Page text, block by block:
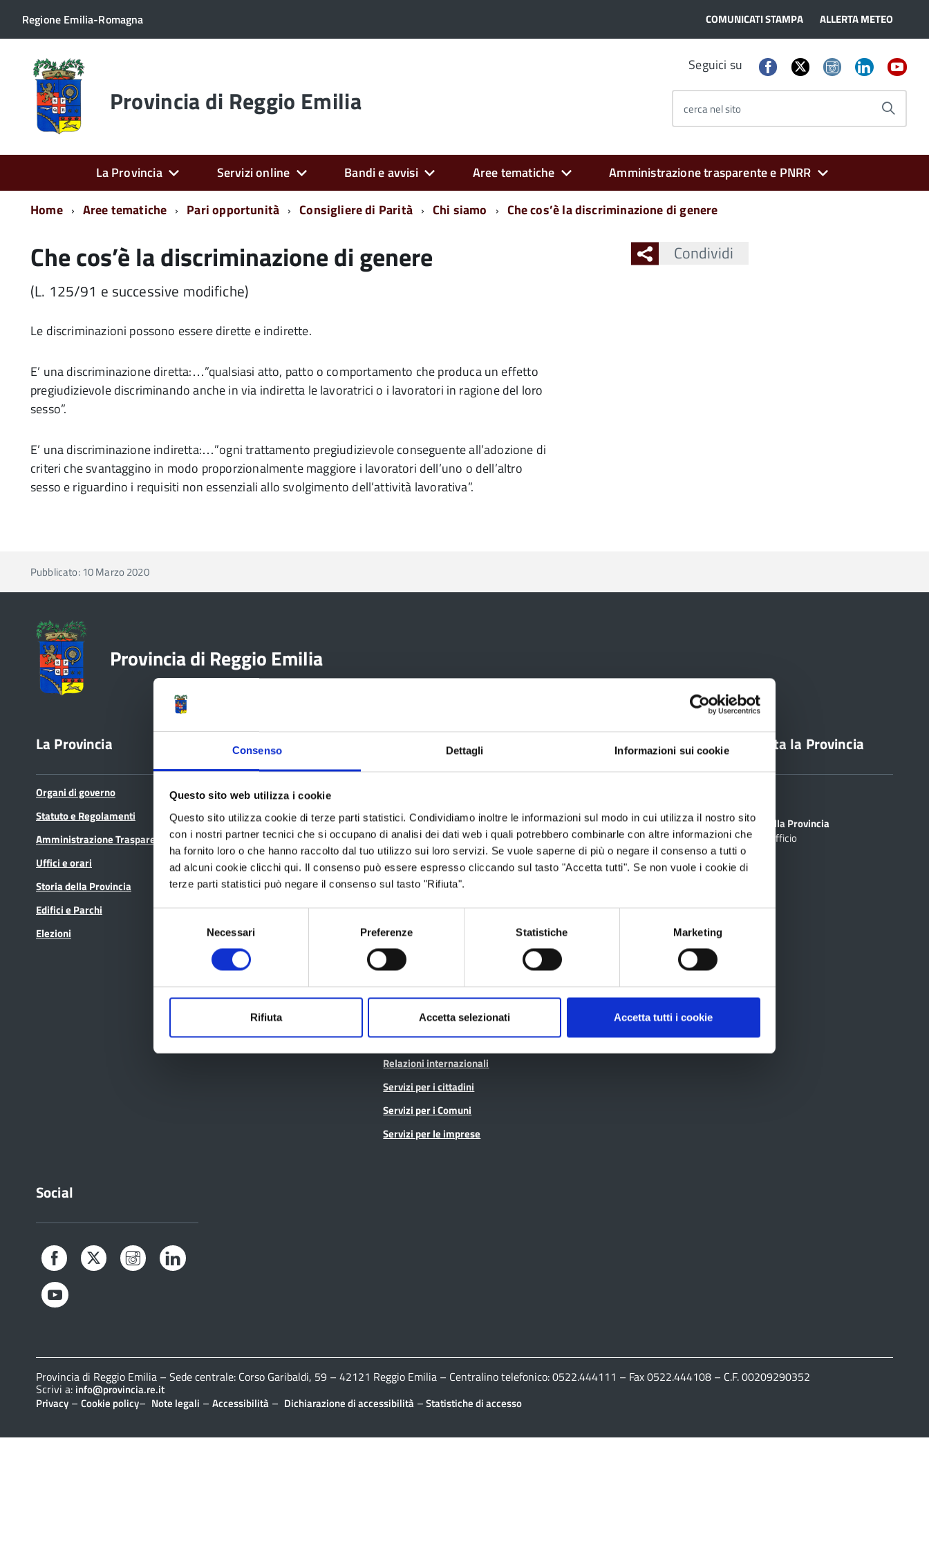
Consenso Dettagli Informazioni sui cookie
Questo sito web utilizza i cookie
Questo sito utilizza cookie di terze parti statistici. Condividiamo inoltre le informazioni sul modo in cui utilizza il nostro sito
con i nostri partner tecnici che si occupano di analisi dei dati web i quali potrebbero combinarle con altre informazioni che
ha fornito loro o che hanno raccolto dal tuo utilizzo sui loro servizi. Se vuole saperne di più o negare il consenso a tutti o
ad alcuni cookie clicchi qui. Il consenso può essere espresso cliccando sul tasto "Accetta tutti". Se non vuole i cookie di
terze parti statistici può negare il consenso sul tasto "Rifiuta".
Necessari Preferenze Statistiche Marketing
Rifiuta Accetta selezionati Accetta tutti i cookie
Regione Emilia-Romagna COMUNICATI STAMPA ALLERTA METEO
Torna
alla
home
page Provincia di Reggio Emilia
Seguici su
cerca nel sito
La Provincia Servizi online Bandi e avvisi Aree tematiche
Amministrazione trasparente e PNRR
Home
Aree tematiche Pari opportunità Consigliere di Parità Chi siamo Che cos’è la discriminazione di genere
Che cos’è la discriminazione di genere
(L. 125/91 e successive modifiche)
Le discriminazioni possono essere dirette e indirette.
E’ una discriminazione diretta:…”qualsiasi atto, patto o comportamento che produca un effetto
pregiudizievole discriminando anche in via indiretta le lavoratrici o i lavoratori in ragione del loro
sesso”.
E’ una discriminazione indiretta:…”ogni trattamento pregiudizievole conseguente all’adozione di
criteri che svantaggino in modo proporzionalmente maggiore i lavoratori dell’uno o dell’altro
sesso e riguardino i requisiti non essenziali allo svolgimento dell’attività lavorativa”.
Condividi
Pubblicato: 10 Marzo 2020
Provincia di Reggio Emilia
La Provincia
Organi di governo
Statuto e Regolamenti
Amministrazione Trasparente
Uffici e orari
Storia della Provincia
Edifici e Parchi
Elezioni
Bandi e avvisi
Bandi di gara
Avvisi pubblici
Concorsi e selezioni
In scadenza
Aree tematiche
Bilancio
Conferenza Territoriale Sociale e
Sanitaria (CTSS)
Infrastrutture, mobilità e trasporti
Osservatori e statistiche
Pari opportunità
Polizia provinciale
Protocolli di legalità
Relazioni internazionali
Servizi per i cittadini
Servizi per i Comuni
Servizi per le imprese
Servizi online
Albo pretorio
Consiglio Provinciale Online
Consulta gli atti
Lavoro per te
Open data
Pagamenti
Sportello Corecom
Contatta la Provincia
Scrivi alla Provincia
Cerca Ufficio
Social
Facebook Twitter Instagram
Provincia di Reggio Emilia – Sede centrale: Corso Garibaldi, 59 – 42121 Reggio Emilia – Centralino telefonico: 0522.444111 – Fax 0522.444108 – C.F. 00209290352
Scrivi a: info@provincia.re.it
Privacy – Cookie policy– Note legali – Accessibilità – Dichiarazione di accessibilità –Statistiche di accesso